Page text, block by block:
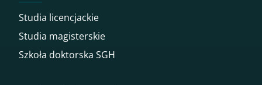
Studia licencjackie
Studia magisterskie
Szkoła doktorska SGH